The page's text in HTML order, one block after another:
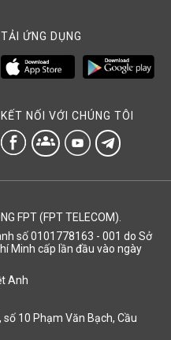
TẢI ỨNG DỤNG
KẾT NỐI VỚI CHÚNG TÔI
groups
FPT (FPT TELECOM).
số 0101778163 - 001 do Sở
Minh cấp lần đầu vào ngày
Anh
số 10 Phạm Văn Bạch, Cầu